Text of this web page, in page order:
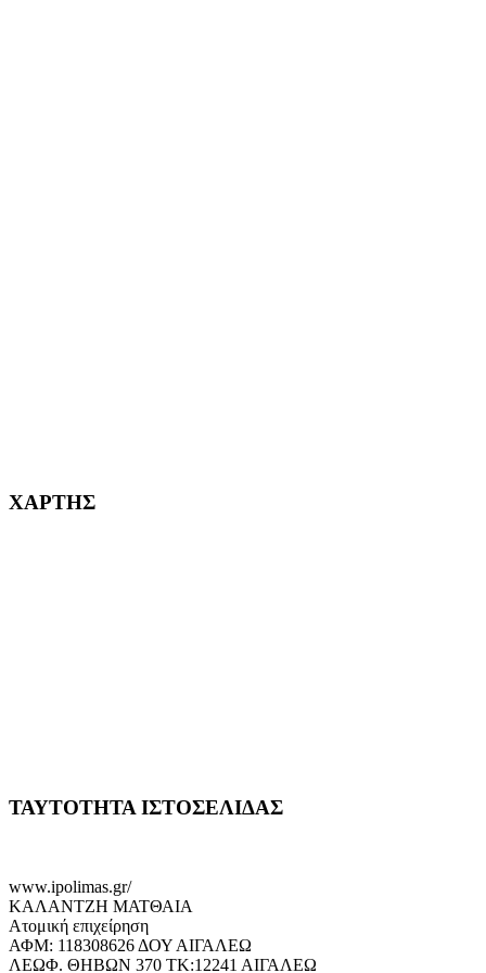
ΧΑΡΤΗΣ
ΤΑΥΤΟΤΗΤΑ ΙΣΤΟΣΕΛΙΔΑΣ
www.ipolimas.gr/
ΚΑΛΑΝΤΖΗ ΜΑΤΘΑΙΑ
Ατομική επιχείρηση
ΑΦΜ: 118308626 ΔΟΥ ΑΙΓΑΛΕΩ
ΛΕΩΦ. ΘΗΒΩΝ 370 ΤΚ:12241 ΑΙΓΑΛΕΩ